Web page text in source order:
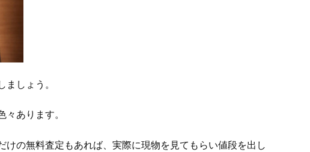
しょう。
あります。
けの無料査定もあれば、実際に現物を見てもらい値段を出し